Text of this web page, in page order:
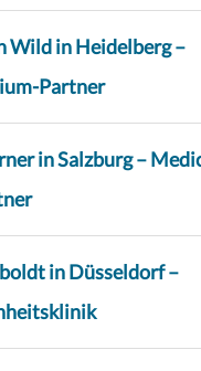
Wild in Heidelberg –
Partner
in Salzburg –
in Düsseldorf –